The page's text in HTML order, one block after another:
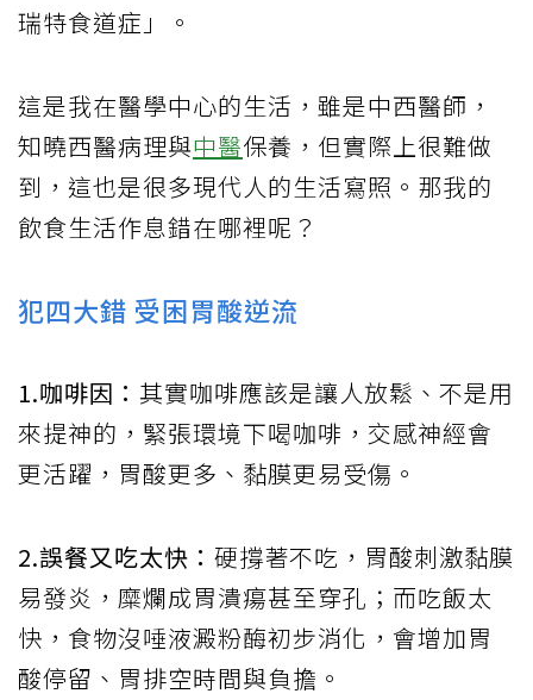
瑞特食道症」。
這是我在醫學中心的生活，雖是中西醫師，
知曉西醫病理與中醫保養，但實際上很難做
到，這也是很多現代人的生活寫照。那我的
飲食生活作息錯在哪裡呢？
犯四大錯 受困胃酸逆流
1.咖啡因： 其實咖啡應該是讓人放鬆、不是用
來提神的，緊張環境下喝咖啡，交感神經會
更活躍，胃酸更多、黏膜更易受傷。
2.誤餐又吃太快： 硬撐著不吃，胃酸刺激黏膜
易發炎，糜爛成胃潰瘍甚至穿孔；而吃飯太
快，食物沒唾液澱粉酶初步消化，會增加胃
酸停留、胃排空時間與負擔。